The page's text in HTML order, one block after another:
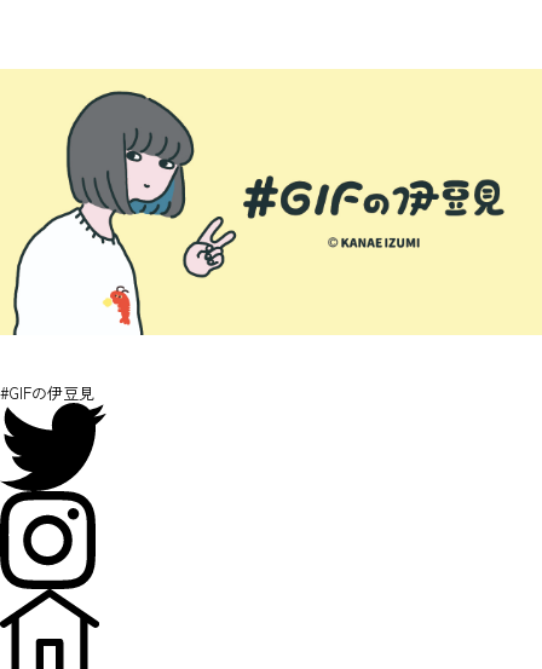
#GIFの伊豆見